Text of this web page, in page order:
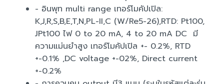
- อินพุท multi range เทอร์โมคัปเปิล:
K,J,R,S,B,E,T,N,PL-II,C (W/Re5-26),RTD: Pt100,
JPt100 ไฟ 0 to 20 mA, 4 to 20 mA DC มี
ความแม่นยำสูง เทอร์โมคัปเปิล +- 0.2%, RTD
+-0.1% ,DC voltage +-02%, Direct current
+-0.2%